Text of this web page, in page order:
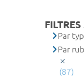
Par
Par
(87)